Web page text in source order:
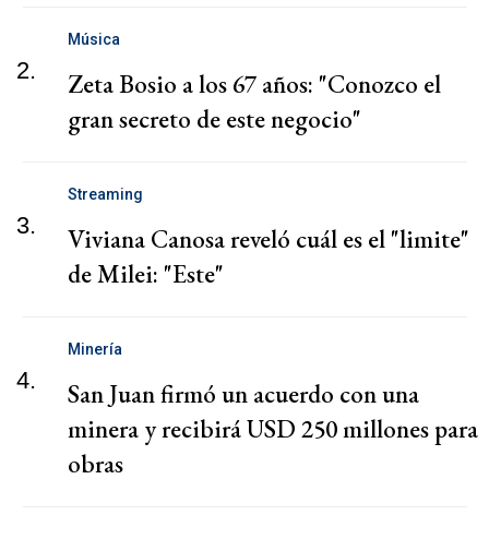
2.
Música
Zeta Bosio a los 67 años: "Conozco el
gran secreto de este negocio"
3.
Streaming
Viviana Canosa reveló cuál es el "limite"
de Milei: "Este"
4.
Minería
San Juan firmó un acuerdo con una
minera y recibirá USD 250 millones para
obras